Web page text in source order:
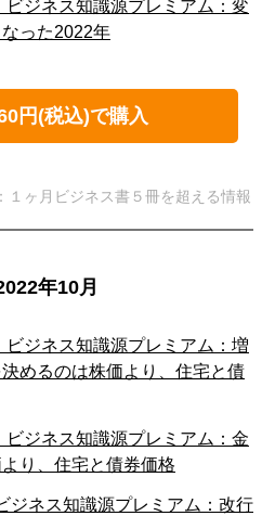
ジネス知識源プレミアム：変
った2022年
円(税込)で購入
１ヶ月ビジネス書５冊を超える情報
年10月
ジネス知識源プレミアム：増
めるのは株価より、住宅と債
ジネス知識源プレミアム：金
り、住宅と債券価格
ジネス知識源プレミアム：改行